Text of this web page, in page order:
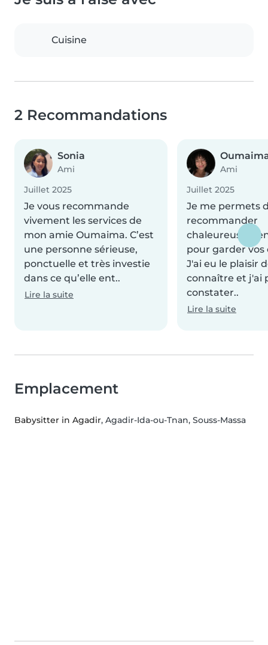
Cuisine
2 Recommandations
Sonia
Ami
Juillet 2025
Je vous recommande
vivement les services de
mon amie Oumaima. C’est
une personne sérieuse,
ponctuelle et très investie
dans ce qu’elle ent..
Lire la suite
Ami
Juillet 2025
Je me permets
recommander
pour garder vos
J'ai eu le plaisir
connaître et j'ai
constater..
Lire la suite
Emplacement
Babysitter in Agadir, Agadir-Ida-ou-Tnan, Souss-Massa